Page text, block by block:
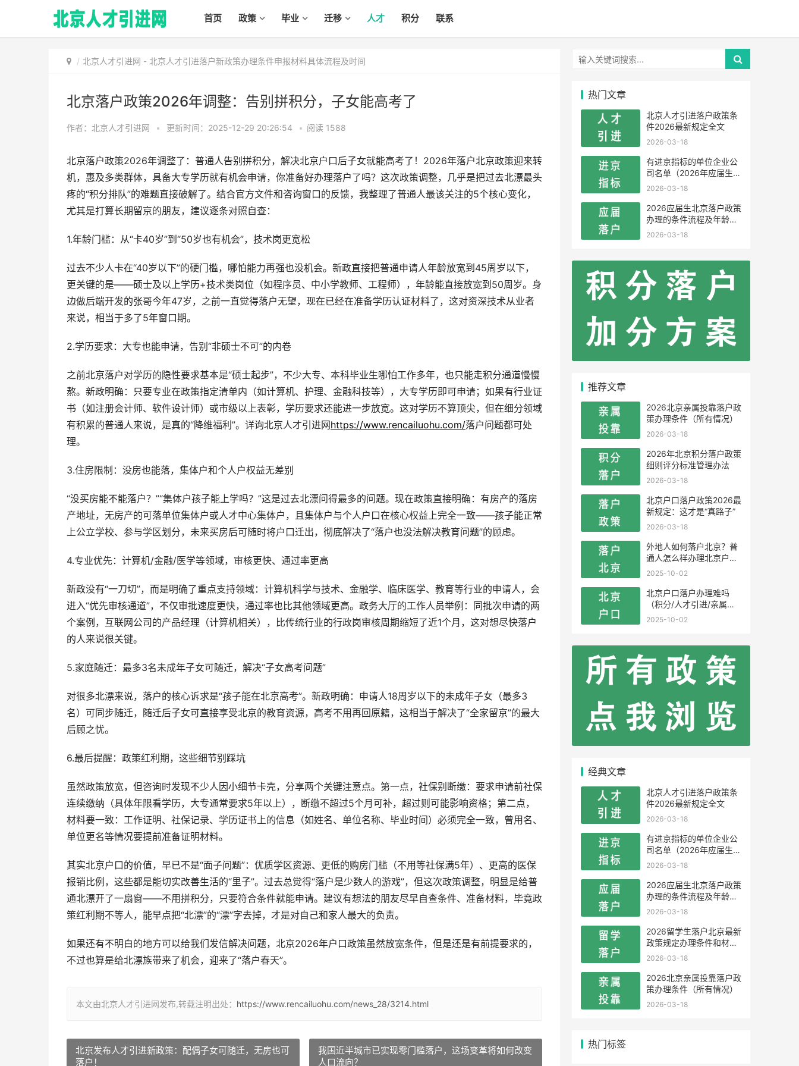
首页 政策 毕业 迁移 人才 积分 联系
北京人才引进网 - 北京人才引进落户新政策办理条件申报材料具体流程及时间
北京落户政策2026年调整：告别拼积分，子女能高考了
作者：北京人才引进网 • 更新时间：2025-12-29 20:26:54 • 阅读 1588
北京落户政策2026年调整了：普通人告别拼积分，解决北京户口后子女就能高考了！2026年落户北京政策迎来转
机，惠及多类群体，具备大专学历就有机会申请，你准备好办理落户了吗？这次政策调整，几乎是把过去北漂最头
疼的“积分排队”的难题直接破解了。结合官方文件和咨询窗口的反馈，我整理了普通人最该关注的5个核心变化，
尤其是打算长期留京的朋友，建议逐条对照自查：
1.年龄门槛：从“卡40岁”到“50岁也有机会”，技术岗更宽松
过去不少人卡在“40岁以下”的硬门槛，哪怕能力再强也没机会。新政直接把普通申请人年龄放宽到45周岁以下，
更关键的是——硕士及以上学历+技术类岗位（如程序员、中小学教师、工程师），年龄能直接放宽到50周岁。身
边做后端开发的张哥今年47岁，之前一直觉得落户无望，现在已经在准备学历认证材料了，这对资深技术从业者
来说，相当于多了5年窗口期。
2.学历要求：大专也能申请，告别“非硕士不可”的内卷
之前北京落户对学历的隐性要求基本是“硕士起步”，不少大专、本科毕业生哪怕工作多年，也只能走积分通道慢慢
熬。新政明确：只要专业在政策指定清单内（如计算机、护理、金融科技等），大专学历即可申请；如果有行业证
书（如注册会计师、软件设计师）或市级以上表彰，学历要求还能进一步放宽。这对学历不算顶尖，但在细分领域
有积累的普通人来说，是真的“降维福利”。详询北京人才引进网https://www.rencailuohu.com/落户问题都可处
理。
3.住房限制：没房也能落，集体户和个人户权益无差别
“没买房能不能落户？”“集体户孩子能上学吗？”这是过去北漂问得最多的问题。现在政策直接明确：有房产的落房
产地址，无房产的可落单位集体户或人才中心集体户，且集体户与个人户口在核心权益上完全一致——孩子能正常
上公立学校、参与学区划分，未来买房后可随时将户口迁出，彻底解决了“落户也没法解决教育问题”的顾虑。
4.专业优先：计算机/金融/医学等领域，审核更快、通过率更高
新政没有“一刀切”，而是明确了重点支持领域：计算机科学与技术、金融学、临床医学、教育等行业的申请人，会
进入“优先审核通道”，不仅审批速度更快，通过率也比其他领域更高。政务大厅的工作人员举例：同批次申请的两
个案例，互联网公司的产品经理（计算机相关），比传统行业的行政岗审核周期缩短了近1个月，这对想尽快落户
的人来说很关键。
5.家庭随迁：最多3名未成年子女可随迁，解决“子女高考问题”
对很多北漂来说，落户的核心诉求是“孩子能在北京高考”。新政明确：申请人18周岁以下的未成年子女（最多3
名）可同步随迁，随迁后子女可直接享受北京的教育资源，高考不用再回原籍，这相当于解决了“全家留京”的最大
后顾之忧。
6.最后提醒：政策红利期，这些细节别踩坑
虽然政策放宽，但咨询时发现不少人因小细节卡壳，分享两个关键注意点。第一点，社保别断缴：要求申请前社保
连续缴纳（具体年限看学历，大专通常要求5年以上），断缴不超过5个月可补，超过则可能影响资格；第二点，
材料要一致：工作证明、社保记录、学历证书上的信息（如姓名、单位名称、毕业时间）必须完全一致，曾用名、
单位更名等情况要提前准备证明材料。
其实北京户口的价值，早已不是“面子问题”：优质学区资源、更低的购房门槛（不用等社保满5年）、更高的医保
报销比例，这些都是能切实改善生活的“里子”。过去总觉得“落户是少数人的游戏”，但这次政策调整，明显是给普
通北漂开了一扇窗——不用拼积分，只要符合条件就能申请。建议有想法的朋友尽早自查条件、准备材料，毕竟政
策红利期不等人，能早点把“北漂”的“漂”字去掉，才是对自己和家人最大的负责。
如果还有不明白的地方可以给我们发信解决问题，北京2026年户口政策虽然放宽条件，但是还是有前提要求的，
不过也算是给北漂族带来了机会，迎来了“落户春天”。
本文由北京人才引进网发布,转载注明出处： https://www.rencailuohu.com/news_28/3214.html
北京发布人才引进新政策：配偶子女可随迁，无房也可
落户！
我国近半城市已实现零门槛落户，这场变革将如何改变
人口流向？
热门文章
北京人才引进落户政策条
件2026最新规定全文
2026-03-18
有进京指标的单位企业公
司名单（2026年应届生留
学生）
2026-03-18
2026应届生北京落户政策
办理的条件流程及年龄限
制
2026-03-18
推荐文章
2026北京亲属投靠落户政
策办理条件（所有情况）
2026-03-18
2026年北京积分落户政策
细则评分标准管理办法
2026-03-18
北京户口落户政策2026最
新规定：这才是“真路子”
2026-03-18
外地人如何落户北京？普
通人怎么样办理北京户
口？
2025-10-02
北京户口落户办理难吗
（积分/人才引进/亲属投
靠）
2025-10-02
经典文章
北京人才引进落户政策条
件2026最新规定全文
2026-03-18
有进京指标的单位企业公
司名单（2026年应届生留
学生）
2026-03-18
2026应届生北京落户政策
办理的条件流程及年龄限
制
2026-03-18
2026留学生落户北京最新
政策规定办理条件和材料
及流程
2026-03-18
2026北京亲属投靠落户政
策办理条件（所有情况）
2026-03-18
热门标签